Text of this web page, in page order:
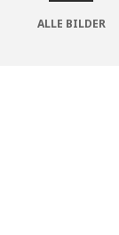
ALLE BILDER